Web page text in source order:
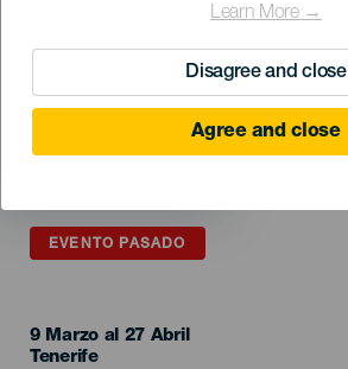
Learn More →
Disagree and close
Agree and close
EVENTO PASADO
9 Marzo al 27 Abril
Islas
Tenerife